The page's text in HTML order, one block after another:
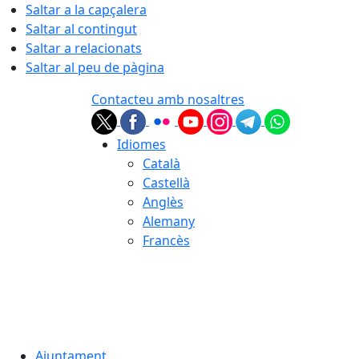
Saltar a la capçalera
Saltar al contingut
Saltar a relacionats
Saltar al peu de pàgina
Contacteu amb nosaltres
Idiomes
Català
Castellà
Anglès
Alemany
Francès